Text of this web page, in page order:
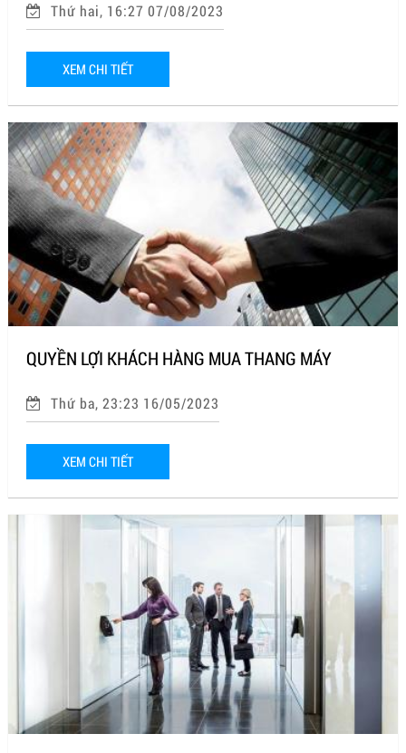
Thứ hai, 16:27 07/08/2023
XEM CHI TIẾT
QUYỀN LỢI KHÁCH HÀNG MUA THANG MÁY
Thứ ba, 23:23 16/05/2023
XEM CHI TIẾT